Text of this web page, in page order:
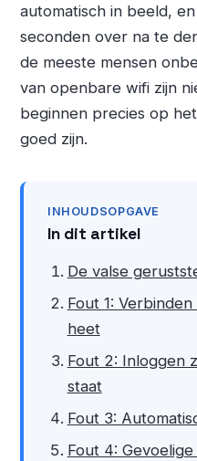
automatisch in beeld,
seconden over na te
de meeste mensen
van openbare wifi zijn
beginnen precies op
goed zijn.
INHOUDSOPGAVE
In dit artikel
De valse
Fout 1:
heet
Fout 2: Inloggen
staat
Fout 3:
Fout 4: